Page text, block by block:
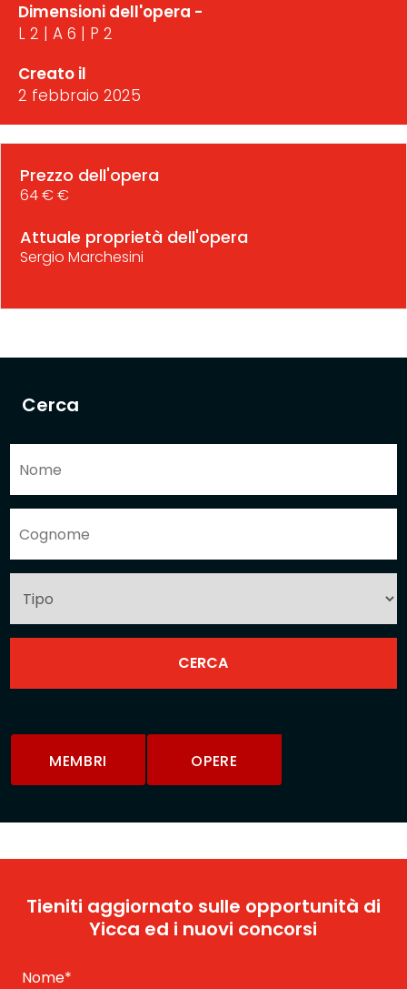
Cerca
MEMBRI OPERE
Dimensioni dell'opera -
L 2 | A 6 | P 2
Creato il
2 febbraio 2025
Prezzo dell'opera
64 € €
Attuale proprietà dell'opera
Sergio Marchesini
Tieniti aggiornato sulle opportunità di
Yicca ed i nuovi concorsi
Nome*